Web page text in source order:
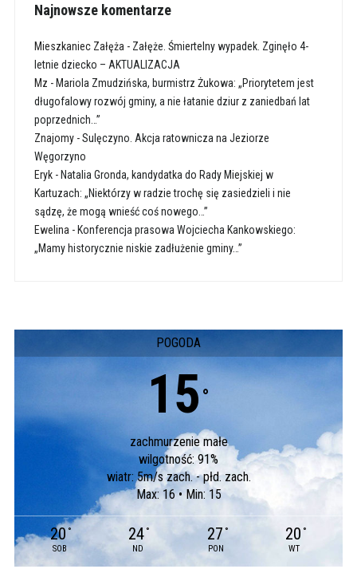
Najnowsze komentarze
Mieszkaniec Załęża - Załęże. Śmiertelny wypadek. Zginęło 4-
letnie dziecko – AKTUALIZACJA
Mz - Mariola Zmudzińska, burmistrz Żukowa: „Priorytetem jest
długofalowy rozwój gminy, a nie łatanie dziur z zaniedbań lat
poprzednich…”
Znajomy-Sulęczyno. Akcja ratownicza na Jeziorze
Węgorzyno
Eryk- Natalia Gronda, kandydatka do Rady Miejskiej w
Kartuzach: „Niektórzy w radzie trochę się zasiedzieli i nie
sądzę, że mogą wnieść coś nowego…”
Ewelina - Konferencja prasowa Wojciecha Kankowskiego:
„Mamy historycznie niskie zadłużenie gminy…”
POGODA
15 °
zachmurzenie małe
wilgotność: 91%
wiatr: 5m/s zach. - płd. zach.
Max: 16 • Min: 15
20 °
SOB
24 °
ND
27 °
PON
20 °
WT